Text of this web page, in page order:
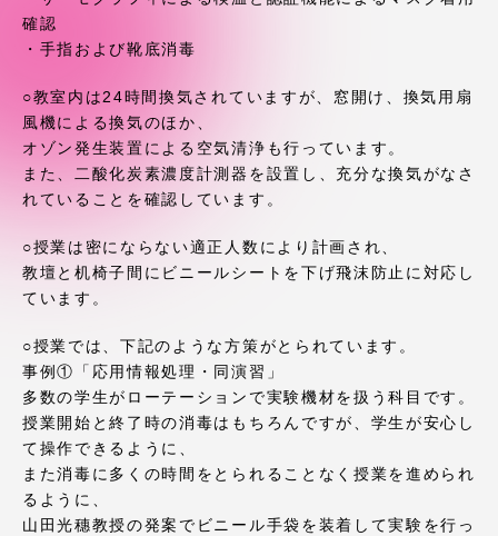
確認
・手指および靴底消毒
○教室内は24時間換気されていますが、窓開け、換気用扇
風機による換気のほか、
オゾン発生装置による空気清浄も行っています。
また、二酸化炭素濃度計測器を設置し、充分な換気がなさ
れていることを確認しています。
○授業は密にならない適正人数により計画され、
教壇と机椅子間にビニールシートを下げ飛沫防止に対応し
ています。
○授業では、下記のような方策がとられています。
事例①「応用情報処理・同演習」
多数の学生がローテーションで実験機材を扱う科目です。
授業開始と終了時の消毒はもちろんですが、学生が安心し
て操作できるように、
また消毒に多くの時間をとられることなく授業を進められ
るように、
山田光穗教授の発案でビニール手袋を装着して実験を行っ
学外連携
各種情報・お問い合わせ
品川キャンパス 湘南キャンパス
伊勢原キャンパス
熊本キャンパス
臨空キャンパス